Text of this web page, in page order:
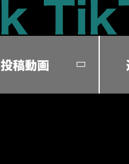
投稿動画